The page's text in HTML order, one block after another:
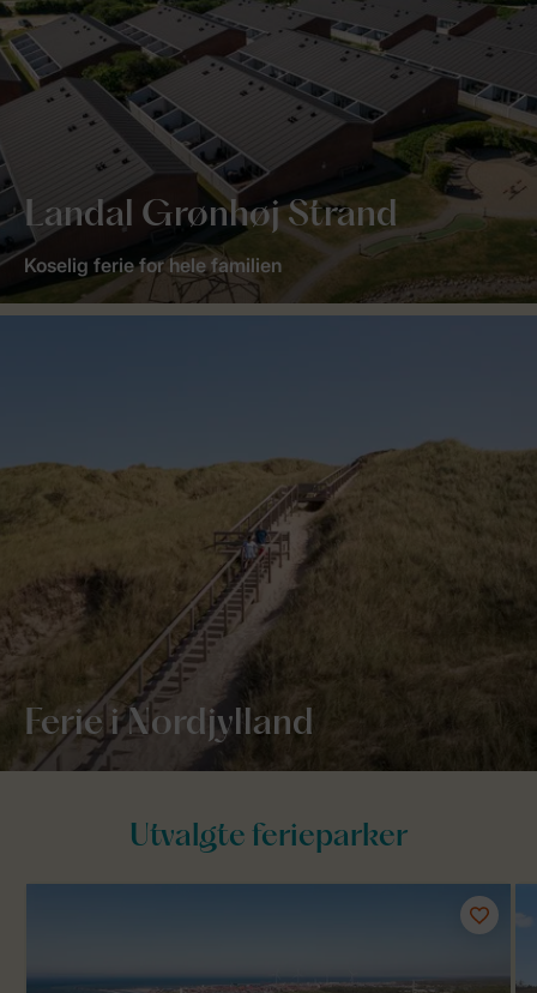
Landal Grønhøj Strand
Koselig ferie for hele familien
Ferie i Nordjylland